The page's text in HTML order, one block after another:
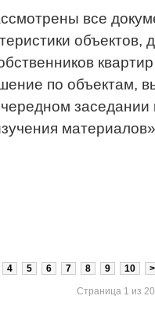
все
по объектам,
заседании
4 5 6 7 8 9 10
Страница 1 из 20